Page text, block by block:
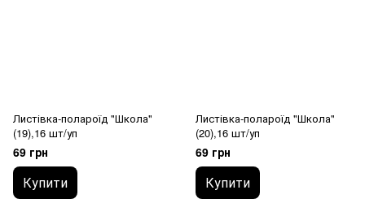
Листівка-полароїд "Школа"
(19),16 шт/уп
69 грн
Купити
Листівка-полароїд "Школа"
(20),16 шт/уп
69 грн
Купити